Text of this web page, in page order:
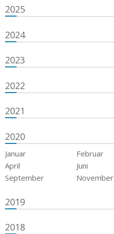
2025
2024
2023
2022
2021
2020
Januar Februar
April
Juni
September
November
2019
2018